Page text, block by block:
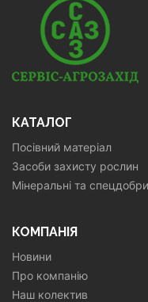
КАТАЛОГ
Посівний матеріал
Засоби захисту рослин
Мінеральні та
КОМПАНІЯ
Новини
Про компанію
Наш колектив